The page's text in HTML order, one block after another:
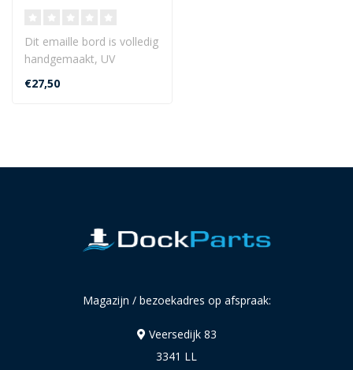
Dit emaille bord is volledig
handgemaakt, UV
bestendig, zeer duurzaam
en heeft e..
€27,50
Magazijn / bezoekadres op afspraak:
Veersedijk 83
3341 LL